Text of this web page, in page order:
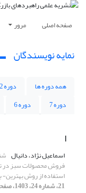
صفحه اصلی مرور
نمایه نویسندگان
همه دوره ها دوره 22
دوره 7
دوره 6
ا
اسماعیل نژاد، دانیال
فروش محصولات سبز در
استفاده از روش بهترین-
21، شماره 24، 1403، صفحه 29-48]